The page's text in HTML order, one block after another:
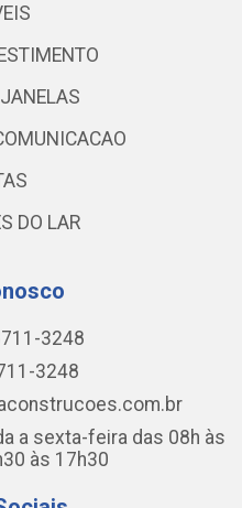
DO LAR
3248
3248
a sexta-feira das 08h às
às 17h30